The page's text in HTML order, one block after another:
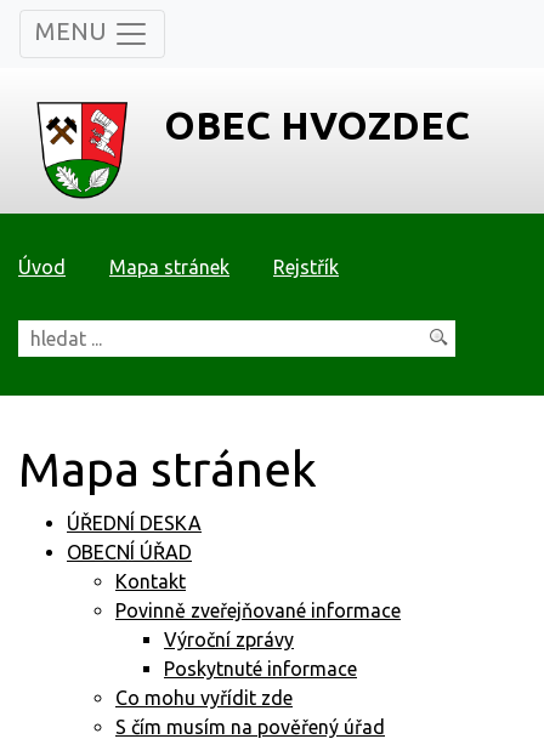
MENU
OBEC HVOZDEC
Úvod Mapa stránek Rejstřík
Mapa stránek
ÚŘEDNÍ DESKA
OBECNÍ ÚŘAD
Kontakt
Povinně zveřejňované informace
Výroční zprávy
Poskytnuté informace
Co mohu vyřídit zde
S čím musím na pověřený úřad